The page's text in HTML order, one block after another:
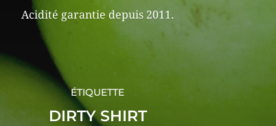
Acidité garantie depuis 2011.
ÉTIQUETTE
DIRTY SHIRT